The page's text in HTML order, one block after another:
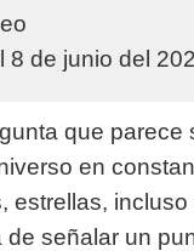
8 de junio del
que parece
en
estrellas,
de señalar un